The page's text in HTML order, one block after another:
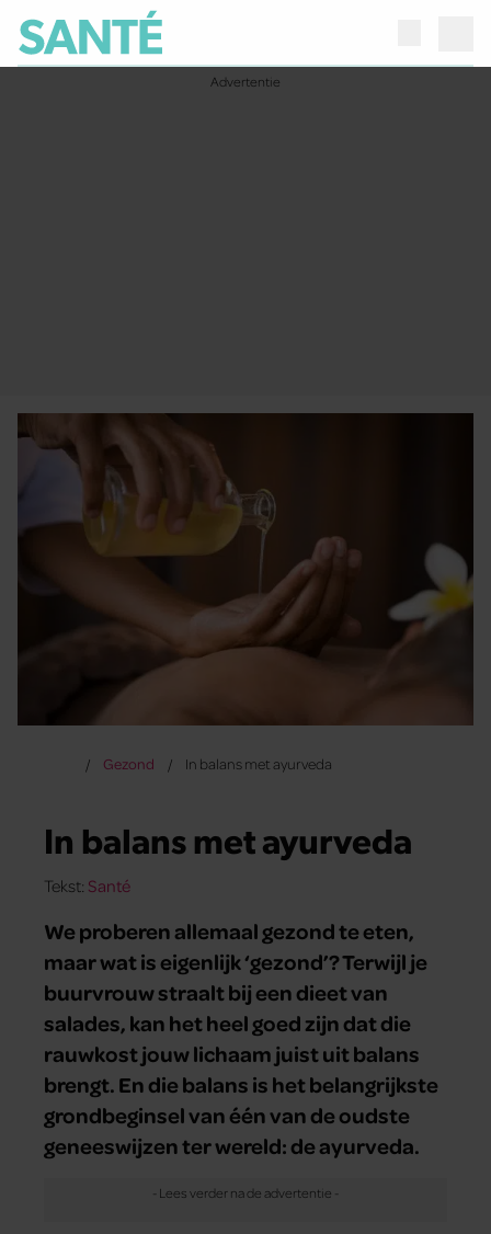
Gezond In balans met ayurveda
In balans met ayurveda
Tekst: Santé
We proberen allemaal gezond te eten,
maar wat is eigenlijk ‘gezond’? Terwijl je
buurvrouw straalt bij een dieet van
salades, kan het heel goed zijn dat die
rauwkost jouw lichaam juist uit balans
brengt. En die balans is het belangrijkste
grondbeginsel van één van de oudste
geneeswijzen ter wereld: de ayurveda.